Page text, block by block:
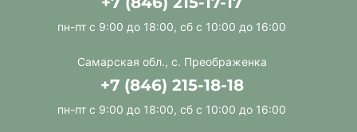
пн-пт с 9:00 до 18:00, сб с 10:00 до 16:00
Самарская обл., с. Преображенка
+7 (846) 215-18-18
пн-пт с 9:00 до 18:00, сб с 10:00 до 16:00